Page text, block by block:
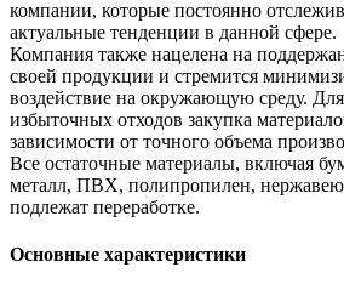
компании, которые постоянно
актуальные тенденции в данной сфере.
Компания также нацелена на
своей продукции и стремится
воздействие на окружающую среду.
избыточных отходов закупка
зависимости от точного объема
Все остаточные материалы, включая
металл, ПВХ, полипропилен,
подлежат переработке.
Основные характеристики